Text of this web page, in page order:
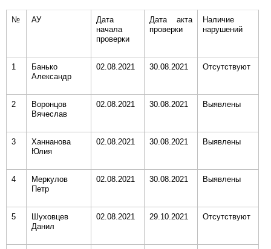
№ АУ
Дата
начала
проверки
Дата акта
проверки
Наличие
нарушений
1
Банько
Александр
02.08.2021 30.08.2021 Отсутствуют
2
Воронцов
Вячеслав
02.08.2021 30.08.2021 Выявлены
3
Ханнанова
Юлия
02.08.2021 30.08.2021 Выявлены
4
Меркулов
Петр
02.08.2021 30.08.2021 Выявлены
5
Шуховцев
Данил
02.08.2021 29.10.2021 Отсутствуют